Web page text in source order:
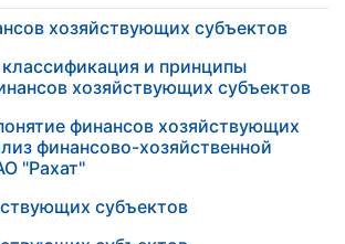
хозяйствующих субъектов
и принципы
хозяйствующих субъектов
финансов хозяйствующих
финансово-хозяйственной
"Рахат"
субъектов